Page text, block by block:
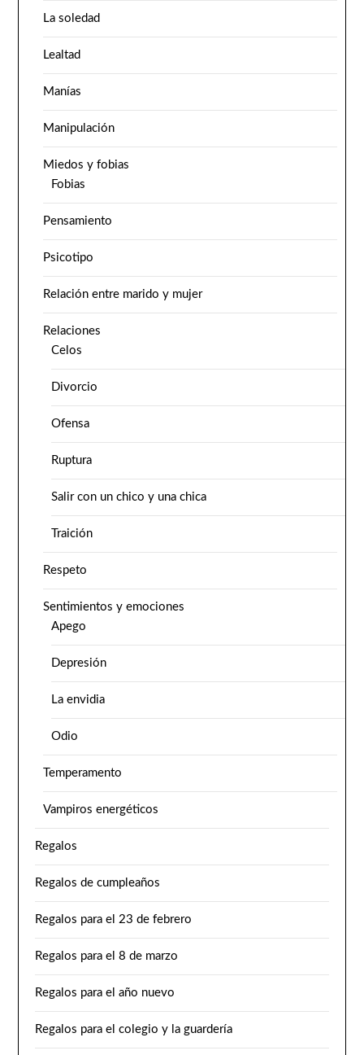
La soledad
Lealtad
Manías
Manipulación
Miedos y fobias
Fobias
Pensamiento
Psicotipo
Relación entre marido y mujer
Relaciones
Celos
Divorcio
Ofensa
Ruptura
Salir con un chico y una chica
Traición
Respeto
Sentimientos y emociones
Apego
Depresión
La envidia
Odio
Temperamento
Vampiros energéticos
Regalos
Regalos de cumpleaños
Regalos para el 23 de febrero
Regalos para el 8 de marzo
Regalos para el año nuevo
Regalos para el colegio y la guardería